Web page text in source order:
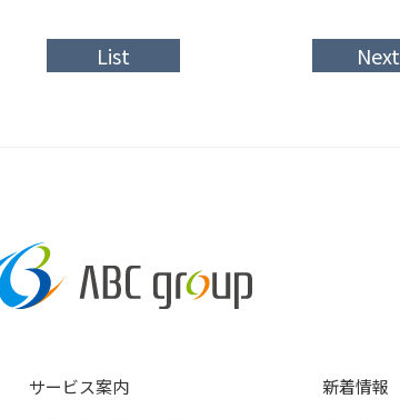
List Next
サービス案内
新着情報